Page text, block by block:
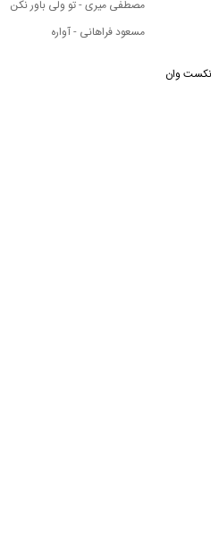
نکست وان
مصطفی میری - تو ولی باور نکن
مسعود فراهانی - آواره